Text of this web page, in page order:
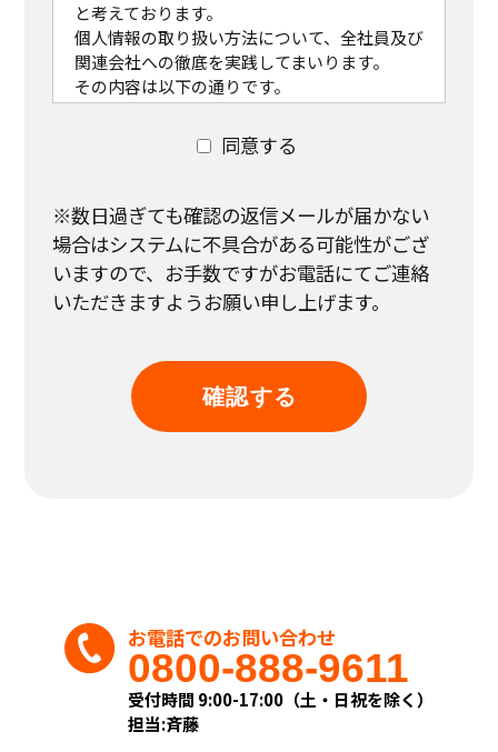
と考えております。
個人情報の取り扱い方法について、全社員及び
関連会社への徹底を実践してまいります。
その内容は以下の通りです。
なお、既に当社で保有し利用させて頂いてい
る個人情報につきましても、本方針に従ってお
客様の個人情報の取り扱いを実施致します。
(1)個人情報の取得
当社は個人情報を適法かつ公正な手段により
収集致します。
お客様に個人情報の提供をお願いする場合
は、事前に収集の目的、利用の内容を開示し
的の達成に必要な限度において、個人情報を収
集致します。
(2)個人情報の利用および共同利用
当社がお預かりした個人情報は、個人情報を
・業務上のご連絡をする場合
・当社が取り扱う商品及びサービスに関する
ご案内をする場合
・お客様からのお問い合せまたはご依頼等へ
の対応をさせて頂く場合
同意する
※数日過ぎても確認の返信メールが届かない
場合はシステムに不具合がある可能性がござ
いますので、 お手数ですがお電話にてご連絡
いただきますようお願い申し上げます。
お電話でのお問い合わせ
0800-888-9611
受付時間 9:00-17:00（土・日祝を除く）
担当:斉藤